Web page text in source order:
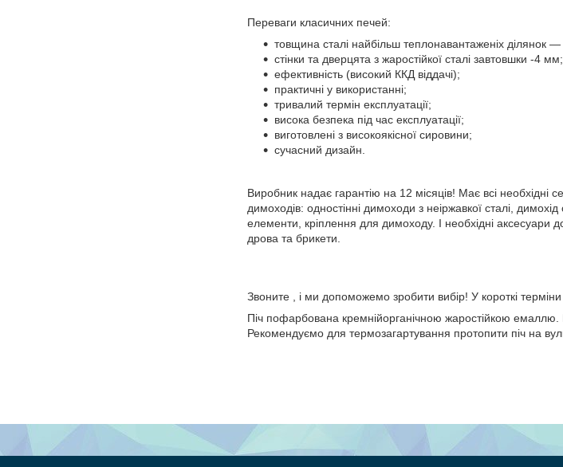
Переваги класичних печей:
товщина сталі найбільш теплонавантаженіх ділянок
стінки та дверцята з жаростійкої сталі завтовшки -4 мм;
ефективність (високий ККД віддачі);
практичні у використанні;
тривалий термін експлуатації;
висока безпека під час експлуатації;
виготовлені з високоякісної сировини;
сучасний дизайн.
Виробник надає гарантію на 12 місяців! Має всі необхідні
димоходів: одностінні димоходи з неіржавкої сталі,
елементи, кріплення для димоходу. І необхідні аксесуари
дрова та брикети.
Звоните , і ми допоможемо зробити вибір! У короткі
Піч пофарбована кремнійорганічною жаростійкою
Рекомендуємо для термозагартування протопити піч на